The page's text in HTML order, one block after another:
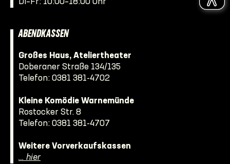
Di–Fr: 10:00–18:00 Uhr
ABENDKASSEN
Großes Haus, Ateliertheater
Doberaner Straße 134/135
Telefon: 0381 381-4702
Kleine Komödie Warnemünde
Rostocker Str. 8
Telefon: 0381 381-4707
Weitere Vorverkaufskassen
… hier